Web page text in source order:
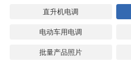
直升机电调
电动车用电调
批量产品照片